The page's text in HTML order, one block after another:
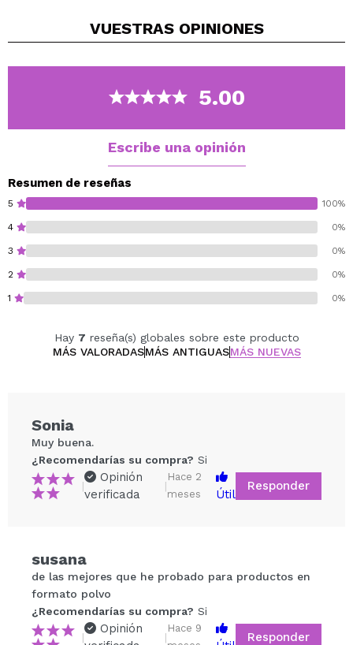
Con un poquito más de presión puedes difuminar lo que
VUESTRAS OPINIONES
5.00
Escribe una opinión
Resumen de reseñas
5 100%
4 0%
3 0%
2 0%
1 0%
Hay 7 reseña(s) globales sobre este producto
MÁS VALORADASMÁS ANTIGUASMÁS NUEVAS
Compartir un vídeo o una foto
Tu vídeo podría ser el primero. Imagínatelo...
¿Recomendarías su compra? Si No
Sonia
Muy buena.
¿Recomendarías su compra? Si
|
Opinión
verificada
|
Hace 2
meses
Útil
Responder
susana
de las mejores que he probado para productos en
formato polvo
¿Recomendarías su compra? Si
|
Opinión
|
Hace 9
Responder